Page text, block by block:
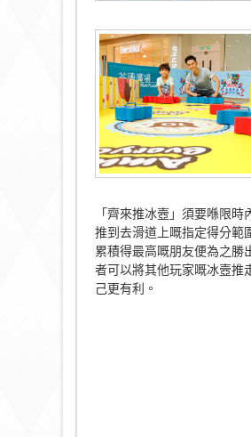
「齊來推冰壼」須要喺限時
推到去滑道上嘅指定得分範
累積得最高嘅朋友便為之勝
者可以將其他玩家嘅冰壼推
己更有利。